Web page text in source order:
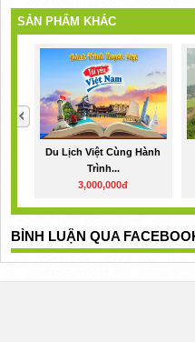
SẢN PHẨM KHÁC
Du Lịch Việt Cùng Hành
Trình...
3,000,000đ
BÌNH LUẬN QUA